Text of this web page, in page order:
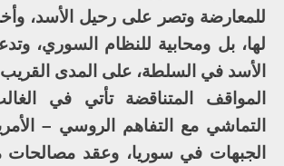
للمعارضة وتصر على رحيل الأسد،
لها، بل ومحابية للنظام السوري،
الأسد في السلطة، على المدى القريب
المواقف المتناقضة تأتي في
التماشي مع التفاهم الروسي –
الجبهات في سوريا، وعقد مصالحات